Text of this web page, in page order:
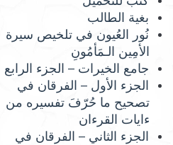
بغية الطالب
نُور العُيون في تلخيص سيرة
الأمِين الـمَأمُونِ
جامع الخيرات – الجزء الرابع
الجزء الأول – الفرقان في
تصحيح ما حُرّفَ تفسيره من
ءايات القرءان
الجزء الثاني – الفرقان في